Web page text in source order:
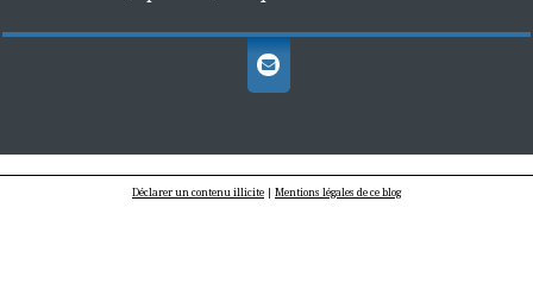
Déclarer un contenu illicite | Mentions légales de ce blog